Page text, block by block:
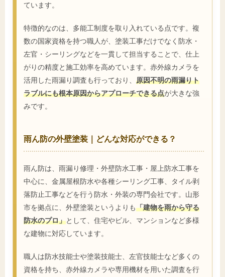
ています。
特徴的なのは、多能工制度を取り入れている点です。複
数の国家資格を持つ職人が、塗装工事だけでなく防水・
左官・シーリングなどを一貫して担当することで、仕上
がりの精度と施工効率を高めています。赤外線カメラを
活用した雨漏り調査も行っており、 原因不明の雨漏りト
ラブルにも根本原因からアプローチできる点が大きな強
みです。
雨ん防の外壁塗装｜どんな対応ができる？
雨ん防は、雨漏り修理・外壁防水工事・屋上防水工事を
中心に、金属屋根防水や各種シーリング工事、タイル剥
落防止工事などを行う防水・外装の専門会社です。山形
市を拠点に、外壁塗装というよりも「建物を雨から守る
防水のプロ」として、住宅やビル、マンションなど多様
な建物に対応しています。
職人は防水技能士や塗装技能士、左官技能士など多くの
資格を持ち、赤外線カメラや専用機材を用いた調査を行